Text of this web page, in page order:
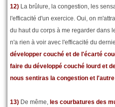
12) La brûlure, la congestion, les
l'efficacité d'un exercice. Oui, on
du haut du corps à me regarder dans
n'a rien à voir avec l'efficacité du
développer couché et de l'écarté
faire du développé couché lourd et
nous sentiras la congestion et
13) De même, les courbatures des